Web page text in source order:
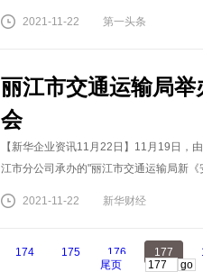
2021-11-22 第一头条
丽江市交通运输局
会
【新华企业资讯11月22日】11月19日，
江市分公司承办的"丽江市交通运输局新《
2021-11-22 新华财经
174 175 176 177
尾页